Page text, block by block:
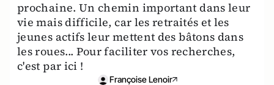
prochaine. Un chemin important dans leur
vie mais difficile, car les retraités et les
jeunes actifs leur mettent des bâtons dans
les roues... Pour faciliter vos recherches,
c'est par ici !
Françoise Lenoir